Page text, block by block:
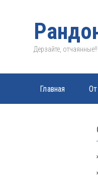
Дерзайте, отчаянные!!
Главная